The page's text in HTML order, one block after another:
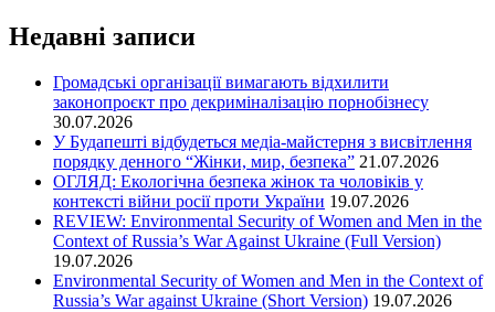
Недавні записи
Громадські організації вимагають відхилити
законопроєкт про декриміналізацію порнобізнесу
30.07.2026
У Будапешті відбудеться медіа-майстерня з висвітлення
порядку денного “Жінки, мир, безпека” 21.07.2026
ОГЛЯД: Екологічна безпека жінок та чоловіків у
контексті війни росії проти України 19.07.2026
REVIEW: Environmental Security of Women and Men in the
Context of Russia’s War Against Ukraine (Full Version)
19.07.2026
Environmental Security of Women and Men in the Context of
Russia’s War against Ukraine (Short Version) 19.07.2026